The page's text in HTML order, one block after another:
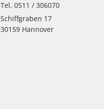
Tel. 0511 / 306070
Schiffgraben 17
30159 Hannover